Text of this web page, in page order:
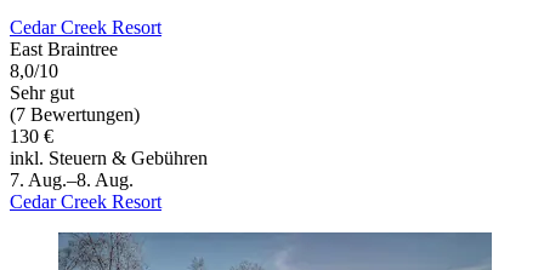
Cedar Creek Resort
East Braintree
8,0/10
Sehr gut
(7 Bewertungen)
130 €
inkl. Steuern & Gebühren
7. Aug.–8. Aug.
Cedar Creek Resort